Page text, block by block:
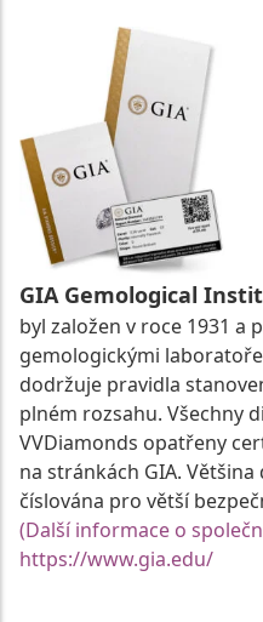
GIA Gemological
byl založen v roce 1931 a
gemologickými
dodržuje pravidla
plném rozsahu. Všechny
VVDiamonds opatřeny
na stránkách GIA.
číslována pro větší
(Další informace o
https://www.gia.edu/